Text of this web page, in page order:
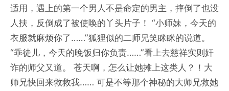
适用，遇上的第一个男人不是命定的男主，摔倒了也没
人扶，反倒成了被使唤的丫头片子！ “小师妹，今天的
衣服就麻烦你了……”狐狸似的二师兄笑眯眯的说道。
“乖徒儿，今天的晚饭归你负责……”看上去慈祥实则奸
诈的师父又道。 苍天啊，怎么让她摊上这类人？！大
师兄快回来救救我…… 可是不等那个神秘的大师兄救她